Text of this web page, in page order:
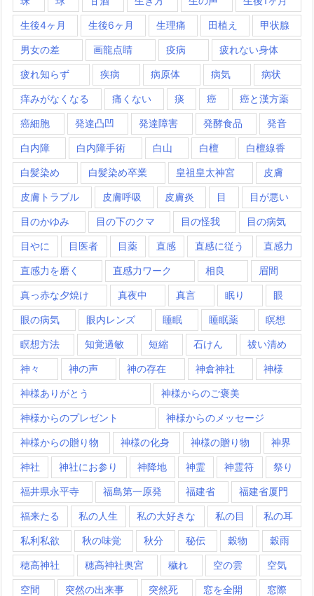
生後4ヶ月 生後6ヶ月 生理痛 田植え 甲状腺
男女の差 画龍点睛 疫病 疲れない身体
疲れ知らず 疾病 病原体 病気 病状
痒みがなくなる 痛くない 痰 癌 癌と漢方薬
癌細胞 発達凸凹 発達障害 発酵食品 発音
白内障 白内障手術 白山 白檀 白檀線香
白髪染め 白髪染め卒業 皇祖皇太神宮 皮膚
皮膚トラブル 皮膚呼吸 皮膚炎 目 目が悪い
目のかゆみ 目の下のクマ 目の怪我 目の病気
目やに 目医者 目薬 直感 直感に従う 直感力
直感力を磨く 直感力ワーク 相良 眉間
真っ赤な夕焼け 真夜中 真言 眠り 眼
眼の病気 眼内レンズ 睡眠 睡眠薬 瞑想
瞑想方法 知覚過敏 短縮 石けん 祓い清め
神々 神の声 神の存在 神倉神社 神様
神様ありがとう 神様からのご褒美
神様からのプレゼント 神様からのメッセージ
神様からの贈り物 神様の化身 神様の贈り物 神界
神社 神社にお参り 神降地 神霊 神霊符 祭り
福井県永平寺 福島第一原発 福建省 福建省厦門
福来たる 私の人生 私の大好きな 私の目 私の耳
私利私欲 秋の味覚 秋分 秘伝 穀物 穀雨
穂高神社 穂高神社奥宮 穢れ 空の雲 空気
空間 突然の出来事 突然死 窓を全開 窓際